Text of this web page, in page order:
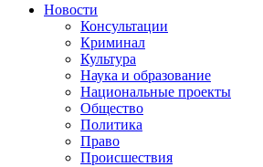
Новости
Консультации
Криминал
Культура
Наука и образование
Национальные проекты
Общество
Политика
Право
Происшествия